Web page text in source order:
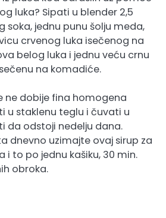
luka? Sipati u blender 2,5
jednu punu šolju meda,
crvenog luka isečenog na
belog luka i jednu veću crnu
na komadiće.
ne dobije fina homogena
u staklenu teglu i čuvati u
da odstoji nedelju dana.
dnevno uzimajte ovaj sirup za
i to po jednu kašiku, 30 min.
obroka.